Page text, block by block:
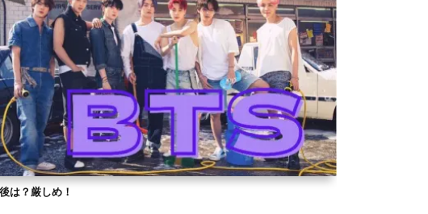
は？厳しめ！